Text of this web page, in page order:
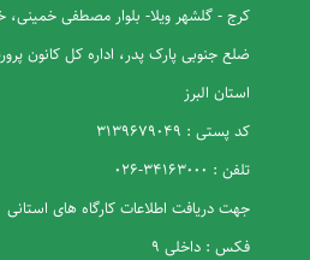
کرج - گلشهر ویلا- بلوار مصطفی خمینی،
ضلع جنوبی پارک پدر، اداره کل کانون
استان البرز
کد پستی : 3139679049
تلفن : 34163000-026
جهت دریافت اطلاعات کارگاه های استانی
فکس : داخلی 9